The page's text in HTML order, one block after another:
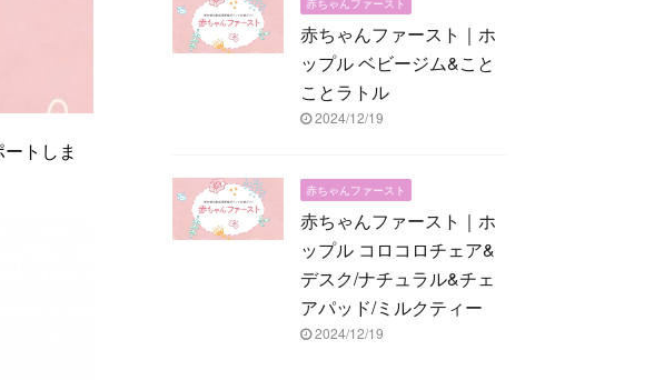
トしま
赤ちゃんファースト
赤ちゃんファースト｜ホ
ップル ベビージム&こと
ことラトル
2024/12/19
赤ちゃんファースト
赤ちゃんファースト｜ホ
ップル コロコロチェア&
デスク/ナチュラル&チェ
アパッド/ミルクティー
2024/12/19